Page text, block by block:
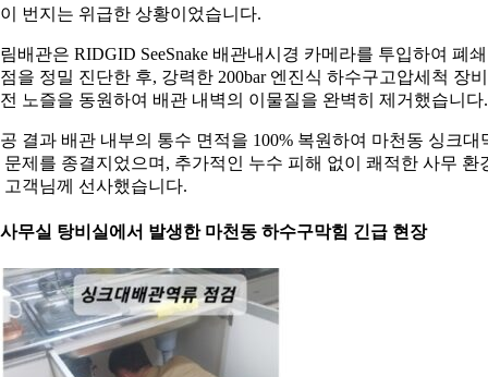
번지는 위급한 상황이었습니다.
배관은 RIDGID SeeSnake 배관내시경 카메라를 투입하여 폐쇄
을 정밀 진단한 후, 강력한 200bar 엔진식 하수구고압세척 장
노즐을 동원하여 배관 내벽의 이물질을 완벽히 제거했습니다.
결과 배관 내부의 통수 면적을 100% 복원하여 마천동 싱크대
문제를 종결지었으며, 추가적인 누수 피해 없이 쾌적한 사무 환
고객님께 선사했습니다.
무실 탕비실에서 발생한 마천동 하수구막힘 긴급 현장